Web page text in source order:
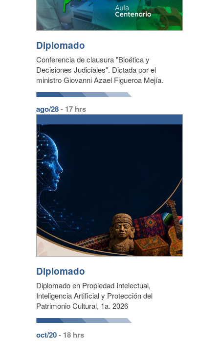
Diplomado
Conferencia de clausura "Bioética y
Decisiones Judiciales". Dictada por el
ministro Giovanni Azael Figueroa Mejía.
ago/28- 17 hrs
Diplomado
Diplomado en Propiedad Intelectual,
Inteligencia Artificial y Protección del
Patrimonio Cultural, 1a. 2026
oct/20- 18 hrs